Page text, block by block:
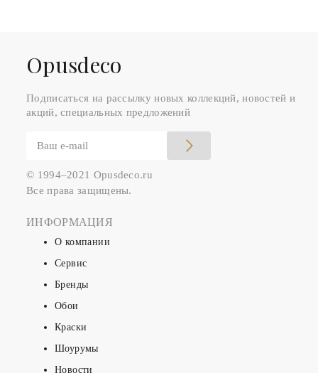
Оpusdeco
Подписаться на рассылку новых коллекций, новостей и
акций, специальных предложений
© 1994–2021 Opusdeco.ru
Все права защищены.
ИНФОРМАЦИЯ
О компании
Сервис
Бренды
Обои
Краски
Шоурумы
Новости